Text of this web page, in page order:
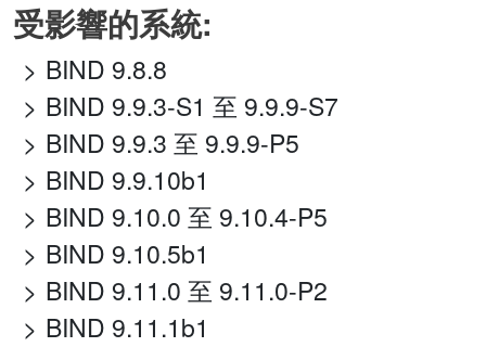
受影響的系統:
BIND 9.8.8
BIND 9.9.3-S1 至 9.9.9-S7
BIND 9.9.3 至 9.9.9-P5
BIND 9.9.10b1
BIND 9.10.0 至 9.10.4-P5
BIND 9.10.5b1
BIND 9.11.0 至 9.11.0-P2
BIND 9.11.1b1